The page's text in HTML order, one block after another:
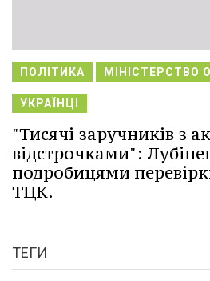
ПОЛІТИКА МІНІСТЕРСТВО
УКРАЇНЦІ
"Тисячі заручників з
відстрочками":
подробицями
ТЦК.
ТЕГИ